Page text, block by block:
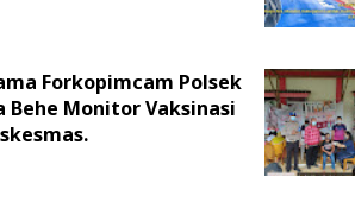
Forkopimcam Polsek
Behe Monitor Vaksinasi